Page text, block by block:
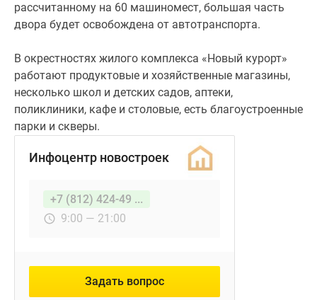
рассчитанному на 60 машиномест, большая часть
двора будет освобождена от автотранспорта.
В окрестностях жилого комплекса «Новый курорт»
работают продуктовые и хозяйственные магазины,
несколько школ и детских садов, аптеки,
поликлиники, кафе и столовые, есть благоустроенные
парки и скверы.
Инфоцентр новостроек
+7 (812) 424-49 ...
9:00 — 21:00
Задать вопрос